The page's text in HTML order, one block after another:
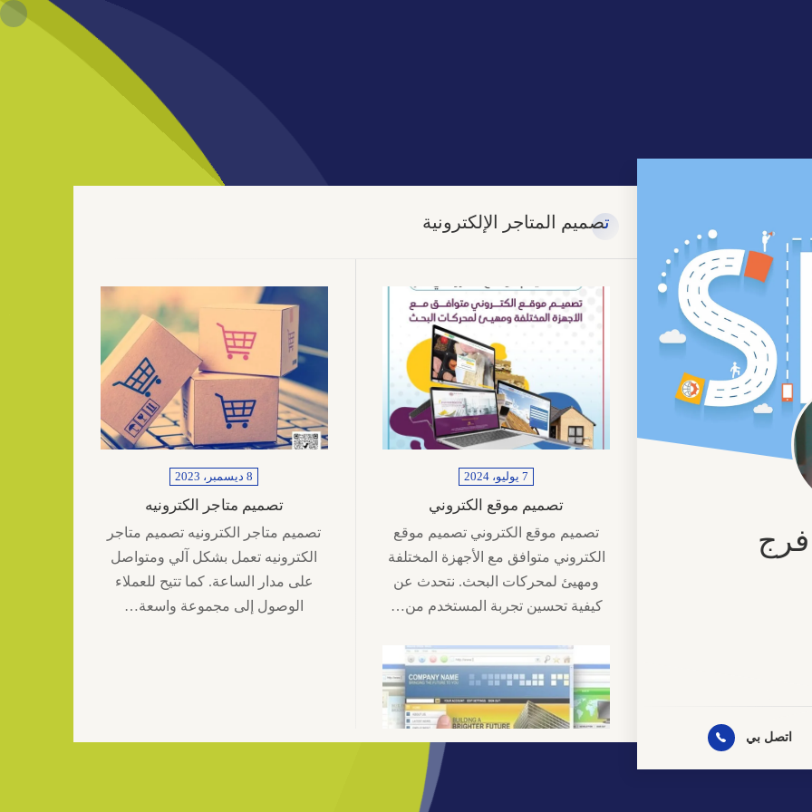
اتصل بي
تصميم المتاجر الإلكترونية
7 يوليو، 2024
تصميم موقع الكتروني
تصميم موقع الكتروني تصميم موقع
الكتروني متوافق مع الأجهزة المختلفة
ومهيئ لمحركات البحث. نتحدث عن
كيفية تحسين تجربة المستخدم من…
8 ديسمبر، 2023
تصميم متاجر الكترونيه
تصميم متاجر الكترونيه تصميم متاجر
الكترونيه تعمل بشكل آلي ومتواصل
على مدار الساعة. كما تتيح للعملاء
الوصول إلى مجموعة واسعة…